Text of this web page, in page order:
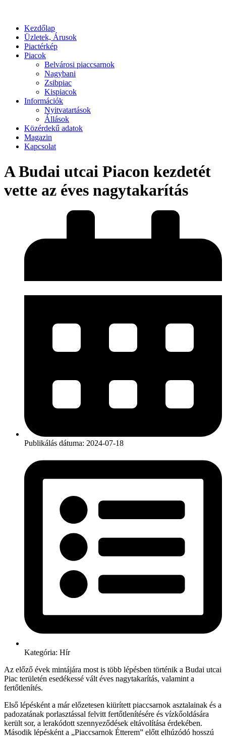
Kezdőlap
Üzletek, Árusok
Piactérkép
Piacok
Belvárosi piaccsarnok
Nagybani
Zsibpiac
Kispiacok
Információk
Nyitvatartások
Állások
Közérdekű adatok
Magazin
Kapcsolat
A Budai utcai Piacon kezdetét
vette az éves nagytakarítás
Publikálás dátuma: 2024-07-18
Kategória: Hír
Az előző évek mintájára most is több lépésben történik a Budai utcai
Piac területén esedékessé vált éves nagytakarítás, valamint a
fertőtlenítés.
Első lépésként a már előzetesen kiürített piaccsarnok asztalainak és a
padozatának porlasztással felvitt fertőtlenítésére és vízkőoldására
került sor, a lerakódott szennyeződések eltávolítása érdekében.
Második lépésként a „Piaccsarnok Étterem” előtt elhúzódó hosszú